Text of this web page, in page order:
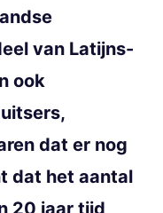
van Latijns-
ook
dat er nog
dat het aantal
20 jaar tijd